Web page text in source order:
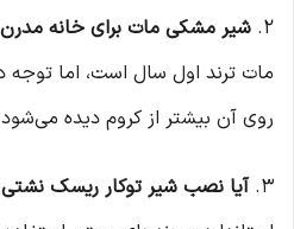
۲. شیر مشکی مات برای خانه
مات ترند اول سال است، اما
روی آن بیشتر از کروم دیده
۳. آیا نصب شیر توکار ریسک نشتی